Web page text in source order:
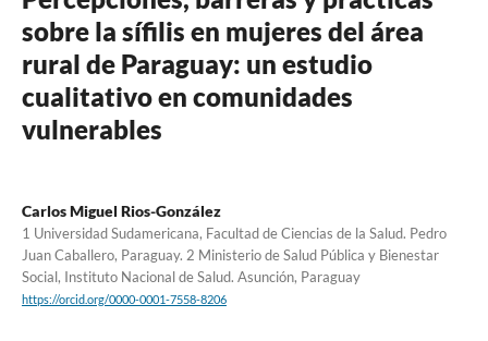
sobre la sífilis en mujeres del área
rural de Paraguay: un estudio
cualitativo en comunidades
vulnerables
Carlos Miguel Rios-González
1 Universidad Sudamericana, Facultad de Ciencias de la Salud. Pedro
Juan Caballero, Paraguay. 2 Ministerio de Salud Pública y Bienestar
Social, Instituto Nacional de Salud. Asunción, Paraguay
https://orcid.org/0000-0001-7558-8206